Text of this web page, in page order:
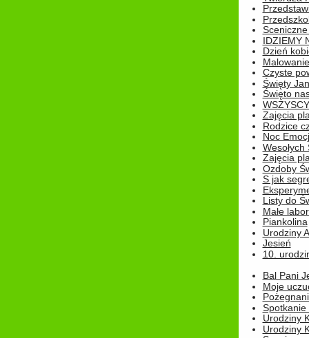
IDZIEMY
Dzień
Czyste
Święty
Święto
Zajęcia
Rodzice
Noc
Wesołych
Zajęcia
Ozdoby
S jak
Listy do
Małe
Piankolina
Urodziny
Jesień
10.
Bal Pani
Moje
Spotkanie
Urodziny
Urodziny